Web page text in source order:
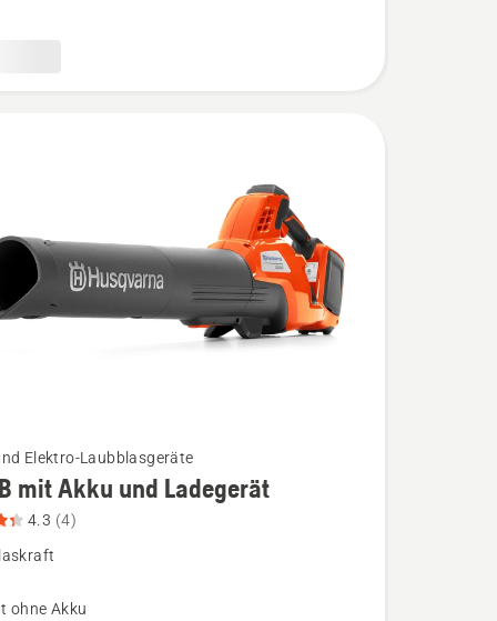
Elektro-Laubblasgeräte
mit Akku und Ladegerät
4.3 (4)
ohne Akku